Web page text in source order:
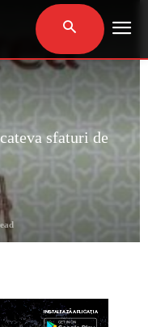
sfaturi de